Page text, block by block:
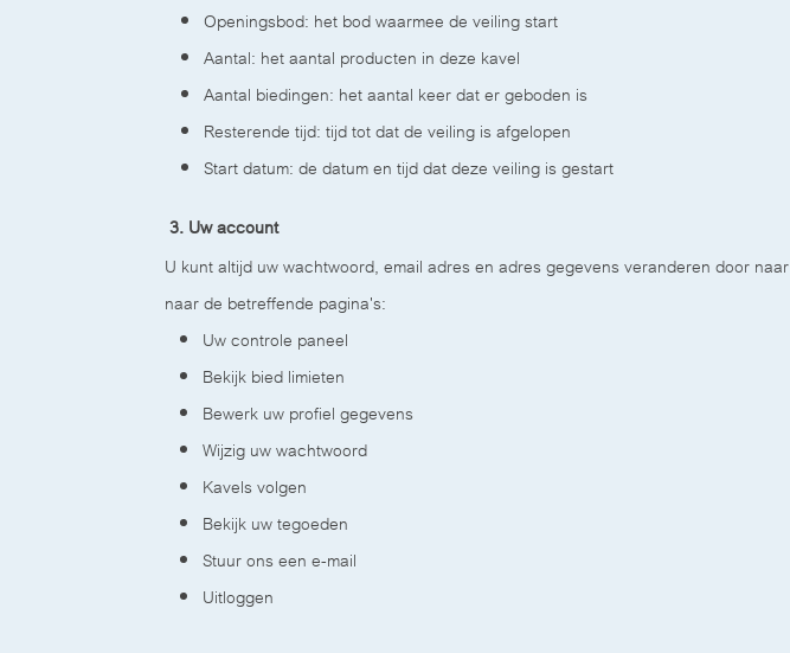
Openingsbod: het bod waarmee de veiling start
Aantal: het aantal producten in deze kavel
Aantal biedingen: het aantal keer dat er geboden is
Resterende tijd: tijd tot dat de veiling is afgelopen
Start datum: de datum en tijd dat deze veiling is gestart
3. Uw account
U kunt altijd uw wachtwoord, email adres en adres gegevens veranderen door naar
naar de betreffende pagina's:
Uw controle paneel
Bekijk bied limieten
Bewerk uw profiel gegevens
Wijzig uw wachtwoord
Kavels volgen
Bekijk uw tegoeden
Stuur ons een e-mail
Uitloggen